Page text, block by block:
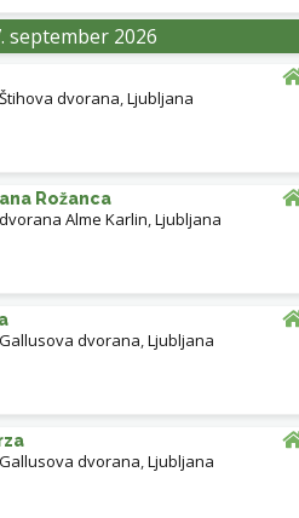
september 2026
dvorana,Ljubljana
Rožanca
Alme Karlin,Ljubljana
dvorana,Ljubljana
dvorana,Ljubljana